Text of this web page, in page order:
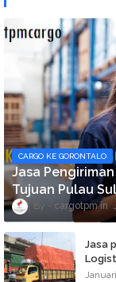
CARGO KE GORONTALO
Jasa Pengiriman
Tujuan Pulau
cargotpm
Jasa